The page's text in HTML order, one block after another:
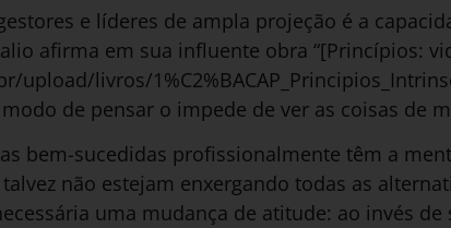
e líderes de ampla projeção é a
afirma em sua influente obra “[Princípios:
upload/livros/
de pensar o impede de ver as coisas de
bem-sucedidas profissionalmente têm a
não estejam enxergando todas as
uma mudança de atitude: ao invés